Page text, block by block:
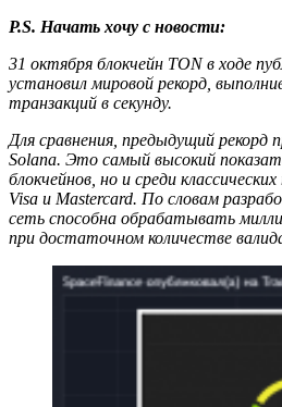
P.S. Начать хочу с новости:
31 октября блокчейн TON в ходе
установил мировой рекорд,
транзакций в секунду.
Для сравнения, предыдущий рекорд
Solana. Это самый высокий
блокчейнов, но и среди
Visa и Mastercard. По словам
сеть способна обрабатывать
при достаточном количестве